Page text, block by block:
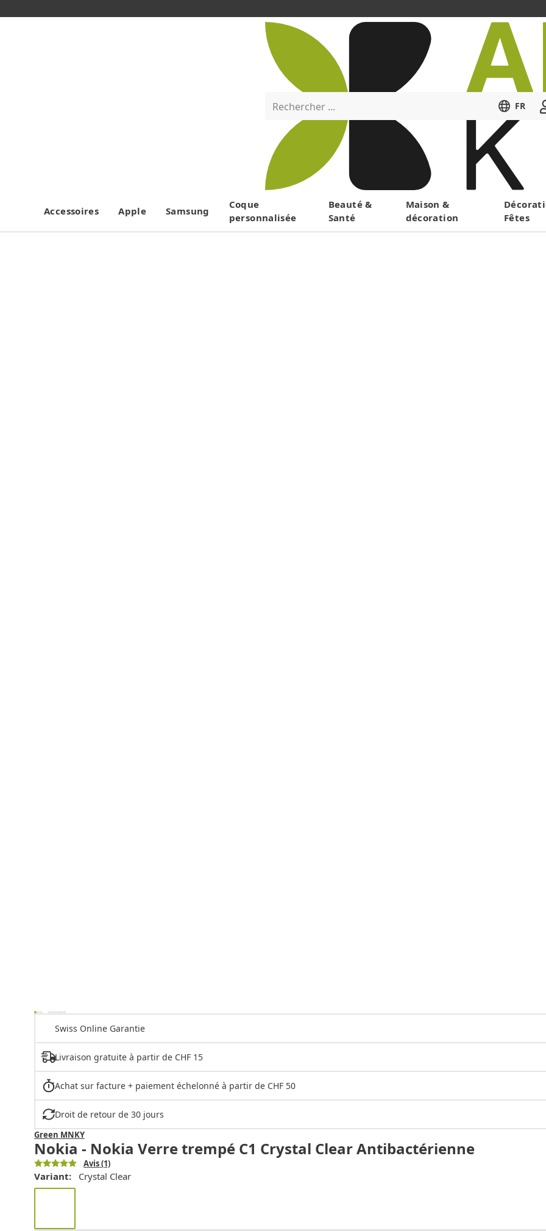
Menu
Rechercher ... FR
Accessoires Apple Samsung
Coque
personnalisée
Beauté &
Santé
Maison &
décoration
Fêtes
Swiss Online Garantie
Livraison gratuite à partir de CHF 15
Achat sur facture + paiement échelonné à partir de CHF 50
Droit de retour de 30 jours
Green MNKY
Nokia - Nokia Verre trempé C1 Crystal Clear Antibactérienne
Avis(1)
Variant: Crystal Clear